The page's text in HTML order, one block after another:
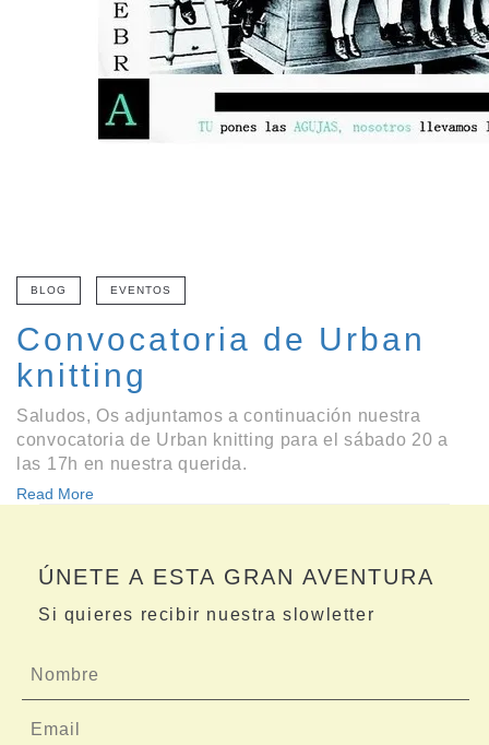
BLOG EVENTOS
Convocatoria de Urban
knitting
Saludos, Os adjuntamos a continuación nuestra
convocatoria de Urban knitting para el sábado 20 a
las 17h en nuestra querida.
Read More
ÚNETE A ESTA GRAN AVENTURA
Si quieres recibir nuestra slowletter